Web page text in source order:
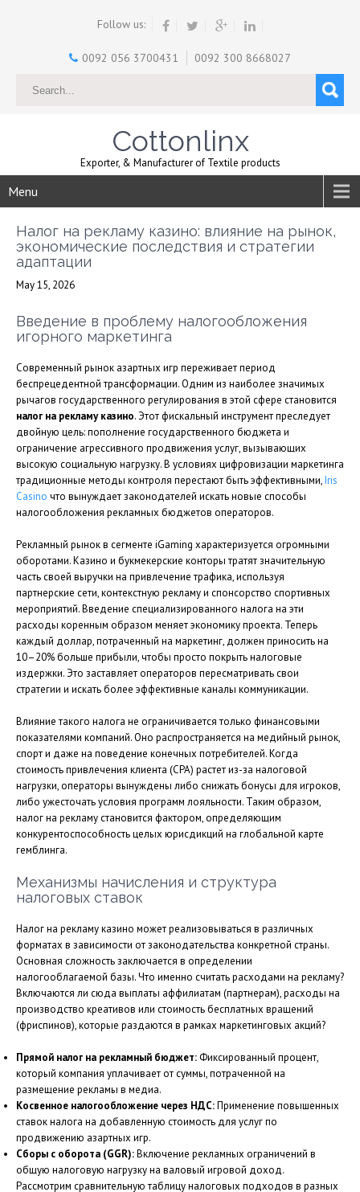
Follow us:
0092 056 3700431 0092 300 8668027
Cottonlinx
Exporter, & Manufacturer of Textile products
Menu
Налог на рекламу казино: влияние на рынок,
экономические последствия и стратегии
адаптации
May 15, 2026
Введение в проблему налогообложения
игорного маркетинга
Современный рынок азартных игр переживает период
беспрецедентной трансформации. Одним из наиболее значимых
рычагов государственного регулирования в этой сфере становится
налог на рекламу казино. Этот фискальный инструмент преследует
двойную цель: пополнение государственного бюджета и
ограничение агрессивного продвижения услуг, вызывающих
высокую социальную нагрузку. В условиях цифровизации маркетинга
традиционные методы контроля перестают быть эффективными,Iris
Casino что вынуждает законодателей искать новые способы
налогообложения рекламных бюджетов операторов.
Рекламный рынок в сегменте iGaming характеризуется огромными
оборотами. Казино и букмекерские конторы тратят значительную
часть своей выручки на привлечение трафика, используя
партнерские сети, контекстную рекламу и спонсорство спортивных
мероприятий. Введение специализированного налога на эти
расходы коренным образом меняет экономику проекта. Теперь
каждый доллар, потраченный на маркетинг, должен приносить на
10–20% больше прибыли, чтобы просто покрыть налоговые
издержки. Это заставляет операторов пересматривать свои
стратегии и искать более эффективные каналы коммуникации.
Влияние такого налога не ограничивается только финансовыми
показателями компаний. Оно распространяется на медийный рынок,
спорт и даже на поведение конечных потребителей. Когда
стоимость привлечения клиента (CPA) растет из-за налоговой
нагрузки, операторы вынуждены либо снижать бонусы для игроков,
либо ужесточать условия программ лояльности. Таким образом,
налог на рекламу становится фактором, определяющим
конкурентоспособность целых юрисдикций на глобальной карте
гемблинга.
Механизмы начисления и структура
налоговых ставок
Налог на рекламу казино может реализовываться в различных
форматах в зависимости от законодательства конкретной страны.
Основная сложность заключается в определении
налогооблагаемой базы. Что именно считать расходами на рекламу?
Включаются ли сюда выплаты аффилиатам (партнерам), расходы на
производство креативов или стоимость бесплатных вращений
(фриспинов), которые раздаются в рамках маркетинговых акций?
Прямой налог на рекламный бюджет:Фиксированный процент,
который компания уплачивает от суммы, потраченной на
размещение рекламы в медиа.
Косвенное налогообложение через НДС:Применение повышенных
ставок налога на добавленную стоимость для услуг по
продвижению азартных игр.
Сборы с оборота (GGR):Включение рекламных ограничений в
общую налоговую нагрузку на валовый игровой доход.
Рассмотрим сравнительную таблицу налоговых подходов в разных